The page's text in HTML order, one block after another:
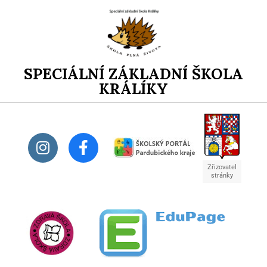
SPECIÁLNÍ ZÁKLADNÍ ŠKOLA
KRÁLÍKY
Zřizovatel
stránky